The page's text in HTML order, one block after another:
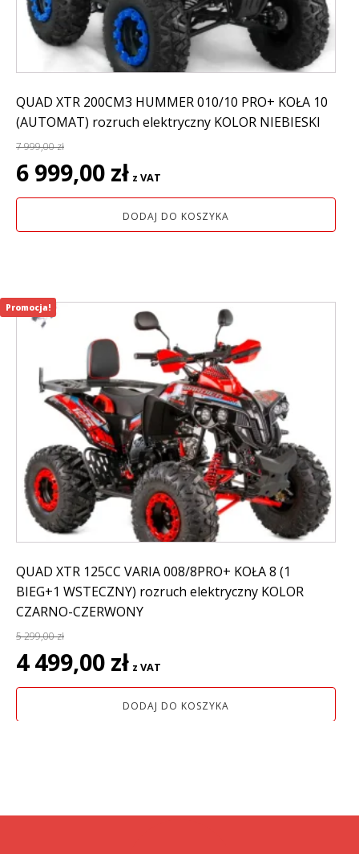
QUAD XTR 200CM3 HUMMER 010/10 PRO+ KOŁA 10
(AUTOMAT) rozruch elektryczny KOLOR NIEBIESKI
7 999,00zł
Pierwotna
cena
wynosiła:
6 999,00 zł cena
wynosi:
6
z VAT
DODAJ DO KOSZYKA
QUAD XTR 125CC VARIA 008/8PRO+ KOŁA 8 (1
BIEG+1 WSTECZNY) rozruch elektryczny KOLOR
CZARNO-CZERWONY
5 299,00zł
Pierwotna
cena
wynosiła:
4 499,00 zł cena
wynosi:
4
z VAT
DODAJ DO KOSZYKA
Promocja!